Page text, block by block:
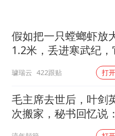
杭州全
乐享
假如把一只螳螂虾放
1.2米，丢进寒武纪，
璩瑞云 422跟贴 打
毛主席去世后，叶剑
次搬家，秘书回忆说